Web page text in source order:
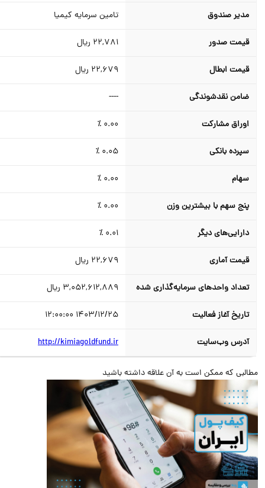
مدیر صندوق تامین سرمایه کیمیا
قیمت صدور 22,781 ریال
قیمت ابطال 22,679 ریال
ضامن نقدشوندگي
اوراق مشارکت
سپرده بانکی 0.05 ٪
سهام
پنج سهم با بیشترین وزن
دارایی‌های دیگر
قیمت آماری 22,679 ریال
تعداد واحدهای سرمایه‌گذاری شده 3,052,612,889ریال
تاریخ آغاز فعالیت 1403/12/25 12:00:00
آدرس وب‌سایت http://kimiagoldfund.ir
که ممکن است به آن علاقه داشته باشید